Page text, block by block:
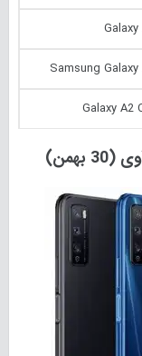
Samsung Galaxy
Galaxy A2